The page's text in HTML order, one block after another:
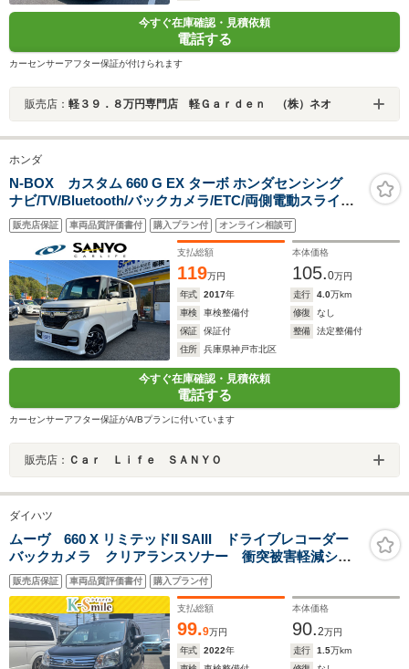
今すぐ在庫確認・見積依頼
電話する
カーセンサーアフター保証が付けられます
販売店： 軽３９．８万円専門店 軽Ｇａｒｄｅｎ （株）ネオ
ホンダ
N-BOX カスタム 660 G EX ターボ ホンダセンシング
ナビ/TV/Bluetooth/バックカメラ/ETC/両側電動スライド
ドア/ターボ/ホンダセンシング
販売店保証 車両品質評価書付 購入プラン付 オンライン相談可
支払総額
119万円
本体価格
105.0万円
年式
2017年 走行 4.0万km
車検
車検整備付 修復
なし
保証
保証付 整備
法定整備付
住所
兵庫県神戸市北区
今すぐ在庫確認・見積依頼
電話する
カーセンサーアフター保証がA/Bプランに付いています
販売店： Ｃａｒ Ｌｉｆｅ ＳＡＮＹＯ
ダイハツ
ムーヴ 660 X リミテッドII SAIII ドライブレコーダー
バックカメラ クリアランスソナー 衝突被害軽減シス
テム オートマチックハイビーム オートライト LED
ヘッドランプ スマートキー アイドリングストップ
電動格納ミラー
販売店保証 車両品質評価書付 購入プラン付
支払総額
99.9万円
本体価格
90.2万円
年式
2022年 走行 1.5万km